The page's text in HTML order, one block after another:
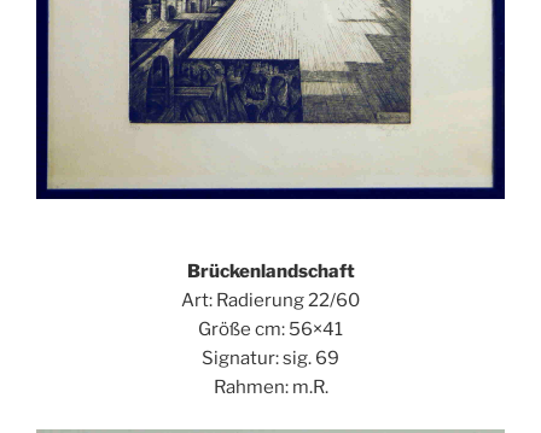
Brückenlandschaft
Art: Radierung 22/60
Größe cm: 56×41
Signatur: sig. 69
Rahmen: m.R.